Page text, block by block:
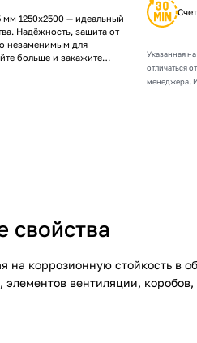
мм 1250х2500 — идеальный
Надёжность, защита от
незаменимым для
больше и закажите
Указанная
отличаться
менеджера.
свойства
на коррозионную стойкость в
вентиляции,